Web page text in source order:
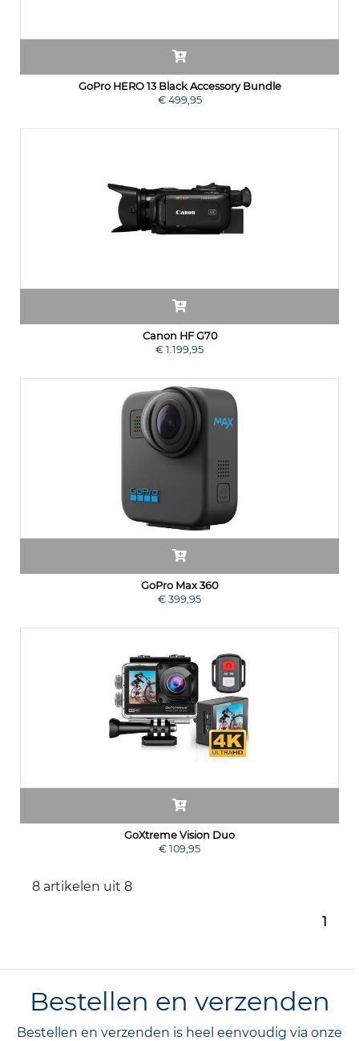
GoPro HERO 13 Black Accessory Bundle
€ 499,95
Canon HF G70
€ 1.199,95
GoPro Max 360
€ 399,95
GoXtreme Vision Duo
€ 109,95
8 artikelen uit 8
1
Bestellen en verzenden
Bestellen en verzenden is heel eenvoudig via onze